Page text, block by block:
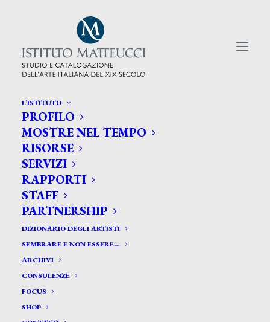
L’ISTITUTO
PROFILO
MOSTRE NEL TEMPO
RISORSE
SERVIZI
RAPPORTI
STAFF
PARTNERSHIP
DIZIONARIO DEGLI ARTISTI
SEMBRARE E NON ESSERE…
ARCHIVI
CONSULENZE
FOCUS
SHOP
CERCA TRA GLI ARTISTI:
Search
for:
Forni A.